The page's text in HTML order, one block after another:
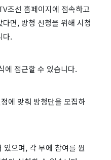
조선 홈페이지에 접속하고
면, 방청 신청을 위해 시청
다.
에 접근할 수 있습니다.
에 맞춰 방청단을 모집하
있으며, 각 부에 참여를 원